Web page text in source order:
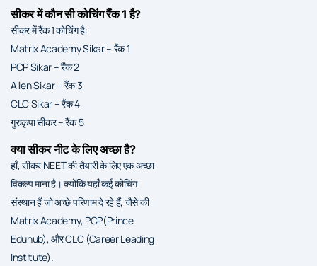
सीकर में कौन सी कोचिंग रैंक 1 है?
सीकर में रैंक 1 कोचिंग है:
Matrix Academy Sikar – रैंक 1
PCP Sikar – रैंक 2
Allen Sikar – रैंक 3
CLC Sikar – रैंक 4
गुरुकृपा सीकर – रैंक 5
क्या सीकर नीट के लिए अच्छा है?
हाँ, सीकर NEET की तैयारी के लिए एक अच्छा
विकल्प माना है। क्योंकि यहाँ कई कोचिंग
संस्थान हैं जो अच्छे परिणाम दे रहे हैं, जैसे की
Matrix Academy, PCP(Prince
Eduhub), और CLC (Career Leading
Institute).